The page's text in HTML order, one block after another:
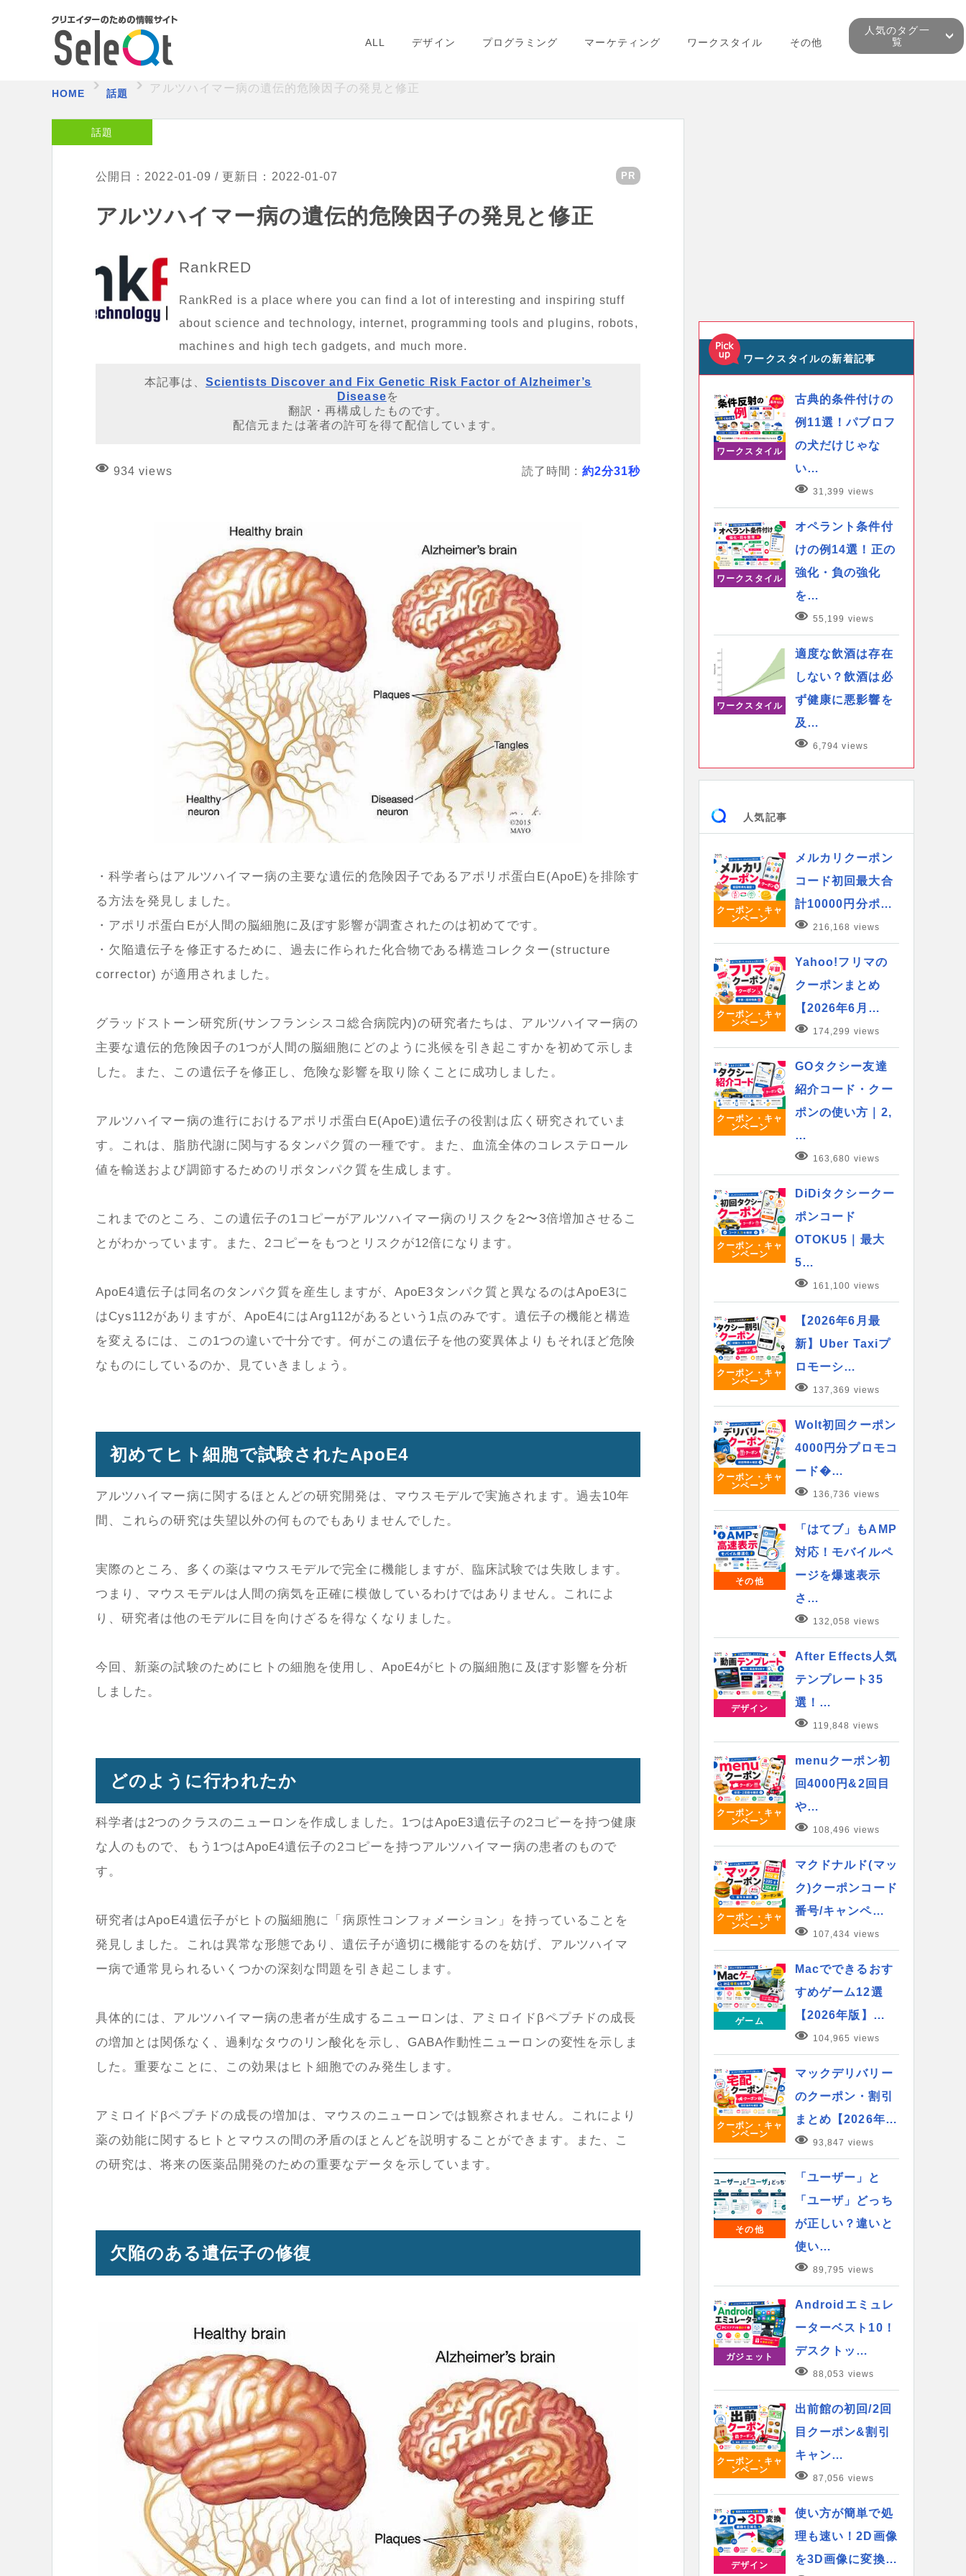
ALL デザイン プログラミング マーケティング ワークスタイル その他
人気のタグ一
覧
HOME 話題 アルツハイマー病の遺伝的危険因子の発見と修正
話題
公開日：2022-01-09 / 更新日：2022-01-07 PR
アルツハイマー病の遺伝的危険因子の発見と修正
RankRED
RankRed is a place where you can find a lot of interesting and inspiring stuff
about science and technology, internet, programming tools and plugins, robots,
machines and high tech gadgets, and much more.
本記事は、 Scientists Discover and Fix Genetic Risk Factor of Alzheimer’s
Diseaseを
翻訳・再構成したものです。
配信元または著者の許可を得て配信しています。
934 views 読了時間 : 約2分31秒
・科学者らはアルツハイマー病の主要な遺伝的危険因子であるアポリポ蛋白E(ApoE)を排除す
る方法を発見しました。
・アポリポ蛋白Eが人間の脳細胞に及ぼす影響が調査されたのは初めてです。
・欠陥遺伝子を修正するために、過去に作られた化合物である構造コレクター(structure
corrector) が適用されました。
グラッドストーン研究所(サンフランシスコ総合病院内)の研究者たちは、アルツハイマー病の
主要な遺伝的危険因子の1つが人間の脳細胞にどのように兆候を引き起こすかを初めて示しま
した。また、この遺伝子を修正し、危険な影響を取り除くことに成功しました。
アルツハイマー病の進行におけるアポリポ蛋白E(ApoE)遺伝子の役割は広く研究されていま
す。これは、脂肪代謝に関与するタンパク質の一種です。また、血流全体のコレステロール
値を輸送および調節するためのリポタンパク質を生成します。
これまでのところ、この遺伝子の1コピーがアルツハイマー病のリスクを2〜3倍増加させるこ
とがわかっています。また、2コピーをもつとリスクが12倍になります。
ApoE4遺伝子は同名のタンパク質を産生しますが、ApoE3タンパク質と異なるのはApoE3に
はCys112がありますが、ApoE4にはArg112があるという1点のみです。遺伝子の機能と構造
を変えるには、この1つの違いで十分です。何がこの遺伝子を他の変異体よりもそれほど危険
なものにしているのか、見ていきましょう。
初めてヒト細胞で試験されたApoE4
アルツハイマー病に関するほとんどの研究開発は、マウスモデルで実施されます。過去10年
間、これらの研究は失望以外の何ものでもありませんでした。
実際のところ、多くの薬はマウスモデルで完全に機能しますが、臨床試験では失敗します。
つまり、マウスモデルは人間の病気を正確に模倣しているわけではありません。これによ
り、研究者は他のモデルに目を向けざるを得なくなりました。
今回、新薬の試験のためにヒトの細胞を使用し、ApoE4がヒトの脳細胞に及ぼす影響を分析
しました。
どのように行われたか
科学者は2つのクラスのニューロンを作成しました。1つはApoE3遺伝子の2コピーを持つ健康
な人のもので、もう1つはApoE4遺伝子の2コピーを持つアルツハイマー病の患者のもので
す。
研究者はApoE4遺伝子がヒトの脳細胞に「病原性コンフォメーション」を持っていることを
発見しました。これは異常な形態であり、遺伝子が適切に機能するのを妨げ、アルツハイマ
ー病で通常見られるいくつかの深刻な問題を引き起こします。
具体的には、アルツハイマー病の患者が生成するニューロンは、アミロイドβペプチドの成長
の増加とは関係なく、過剰なタウのリン酸化を示し、GABA作動性ニューロンの変性を示しま
した。重要なことに、この効果はヒト細胞でのみ発生します。
アミロイドβペプチドの成長の増加は、マウスのニューロンでは観察されません。これにより
薬の効能に関するヒトとマウスの間の矛盾のほとんどを説明することができます。また、こ
の研究は、将来の医薬品開発のための重要なデータを示しています。
欠陥のある遺伝子の修復
ワークスタイルの新着記事
ワークスタイル
古典的条件付けの
例11選！パブロフ
の犬だけじゃな
い…
31,399 views
ワークスタイル
オペラント条件付
けの例14選！正の
強化・負の強化
を…
55,199 views
ワークスタイル
適度な飲酒は存在
しない？飲酒は必
ず健康に悪影響を
及…
6,794 views
人気記事
クーポン・キャ
ンペーン
メルカリクーポン
コード初回最大合
計10000円分ポ…
216,168 views
クーポン・キャ
ンペーン
Yahoo!フリマの
クーポンまとめ
【2026年6月…
174,299 views
クーポン・キャ
ンペーン
GOタクシー友達
紹介コード・クー
ポンの使い方｜2,
…
163,680 views
クーポン・キャ
ンペーン
DiDiタクシークー
ポンコード
OTOKU5｜最大
5…
161,100 views
クーポン・キャ
ンペーン
【2026年6月最
新】Uber Taxiプ
ロモーシ…
137,369 views
クーポン・キャ
ンペーン
Wolt初回クーポン
4000円分プロモコ
ード�…
136,736 views
その他
「はてブ」もAMP
対応！モバイルペ
ージを爆速表示
さ…
132,058 views
デザイン
After Effects人気
テンプレート35
選！…
119,848 views
クーポン・キャ
ンペーン
menuクーポン初
回4000円&2回目
や…
108,496 views
クーポン・キャ
ンペーン
マクドナルド(マッ
ク)クーポンコード
番号/キャンペ…
107,434 views
ゲーム
Macでできるおす
すめゲーム12選
【2026年版】…
104,965 views
クーポン・キャ
ンペーン
マックデリバリー
のクーポン・割引
まとめ【2026年…
93,847 views
その他
「ユーザー」と
「ユーザ」どっち
が正しい？違いと
使い…
89,795 views
ガジェット
Androidエミュレ
ーターベスト10！
デスクトッ…
88,053 views
クーポン・キャ
ンペーン
出前館の初回/2回
目クーポン&割引
キャン…
87,056 views
デザイン
使い方が簡単で処
理も速い！2D画像
を3D画像に変換…